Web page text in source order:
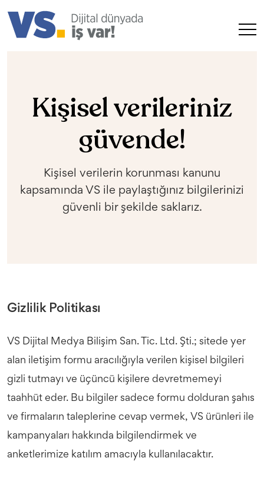
Kişisel verileriniz
güvende!
Kişisel verilerin korunması kanunu
kapsamında VS ile paylaştığınız bilgilerinizi
güvenli bir şekilde saklarız.
Gizlilik Politikası
VS Dijital Medya Bilişim San. Tic. Ltd. Şti.; sitede yer
alan iletişim formu aracılığıyla verilen kişisel bilgileri
gizli tutmayı ve üçüncü kişilere devretmemeyi
taahhüt eder. Bu bilgiler sadece formu dolduran şahıs
ve firmaların taleplerine cevap vermek, VS ürünleri ile
kampanyaları hakkında bilgilendirmek ve
anketlerimize katılım amacıyla kullanılacaktır.